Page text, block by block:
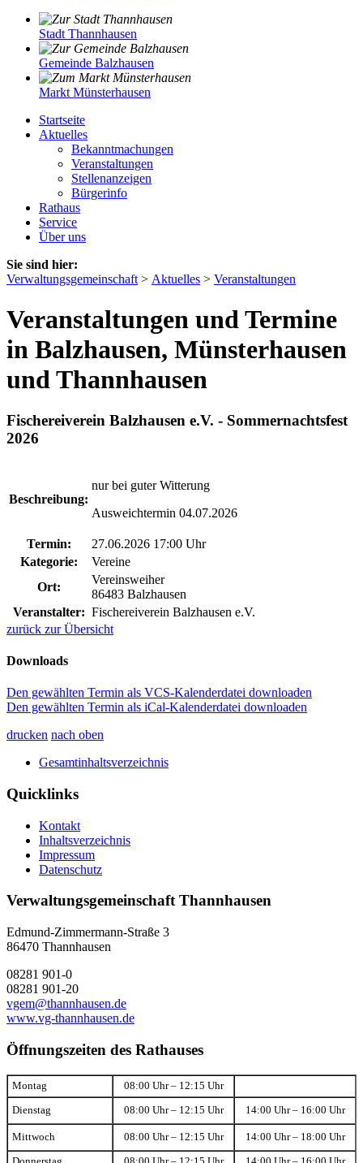
Stadt Thannhausen
Gemeinde Balzhausen
Markt Münsterhausen
Startseite
Aktuelles
Bekanntmachungen
Veranstaltungen
Stellenanzeigen
Bürgerinfo
Rathaus
Service
Über uns
Sie sind hier:
Verwaltungsgemeinschaft > Aktuelles > Veranstaltungen
Veranstaltungen und Termine
in Balzhausen, Münsterhausen
und Thannhausen
Fischereiverein Balzhausen e.V. - Sommernachtsfest
2026
Beschreibung:
nur bei guter Witterung
Ausweichtermin 04.07.2026
Termin:
27.06.2026 17:00 Uhr
Kategorie:
Vereine
Ort:
Vereinsweiher
86483 Balzhausen
Veranstalter: Fischereiverein Balzhausen e.V.
zurück zur Übersicht
Downloads
Den gewählten Termin als VCS-Kalenderdatei downloaden
Den gewählten Termin als iCal-Kalenderdatei downloaden
drucken nach oben
Gesamtinhaltsverzeichnis
Quicklinks
Kontakt
Inhaltsverzeichnis
Impressum
Datenschutz
Verwaltungsgemeinschaft Thannhausen
Edmund-Zimmermann-Straße 3
86470 Thannhausen
08281 901-0
08281 901-20
vgem@thannhausen.de
www.vg-thannhausen.de
Öffnungszeiten des Rathauses
Montag 08:00 Uhr – 12:15 Uhr
Dienstag 08:00 Uhr – 12:15 Uhr 14:00 Uhr – 16:00 Uhr
Mittwoch 08:00 Uhr – 12:15 Uhr 14:00 Uhr – 18:00 Uhr